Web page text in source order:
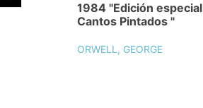
1984 "Edición especial
Cantos Pintados "
ORWELL, GEORGE